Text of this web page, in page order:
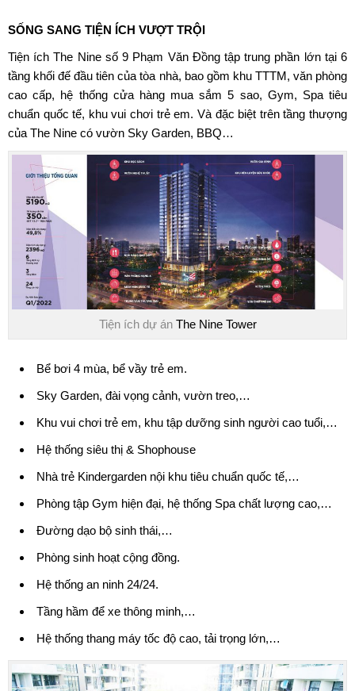
SỐNG SANG TIỆN ÍCH VƯỢT TRỘI
Tiện íchThe Nine số 9 Phạm Văn Đồngtập trung phần lớn tại 6
tầng khối đế đầu tiên của tòa nhà, bao gồm khu TTTM, văn phòng
cao cấp, hệ thống cửa hàng mua sắm 5 sao, Gym, Spa tiêu
chuẩn quốc tế, khu vui chơi trẻ em. Và đặc biệt trên tầng thượng
của The Nine có vườn Sky Garden, BBQ…
Tiện ích dự án The Nine Tower
Bể bơi 4 mùa, bể vầy trẻ em.
Sky Garden, đài vọng cảnh, vườn treo,…
Khu vui chơi trẻ em, khu tập dưỡng sinh người cao tuổi,…
Hệ thống siêu thị & Shophouse
Nhà trẻ Kindergarden nội khu tiêu chuẩn quốc tế,…
Phòng tập Gym hiện đại, hệ thống Spa chất lượng cao,…
Đường dạo bộ sinh thái,…
Phòng sinh hoạt cộng đồng.
Hệ thống an ninh 24/24.
Tầng hầm để xe thông minh,…
Hệ thống thang máy tốc độ cao, tải trọng lớn,…